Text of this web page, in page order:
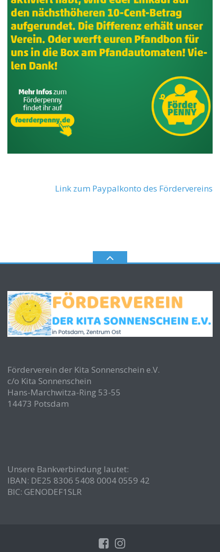
Link zum Paypalkonto des Fördervereins
Förderverein der Kita Sonnenschein e.V.
c/o Kita Sonnenschein
Hans-Marchwitza-Ring 53-55
14473 Potsdam
Unsere Bankverbindung lautet:
IBAN: DE25 8306 5408 0004 0559 42
BIC: GENODEF1SLR